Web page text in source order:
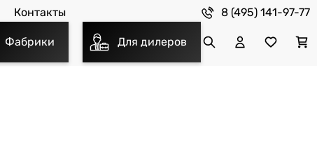
Контакты 8 (495) 141-97-77
Фабрики Для дилеров